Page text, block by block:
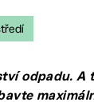
odpadu. A